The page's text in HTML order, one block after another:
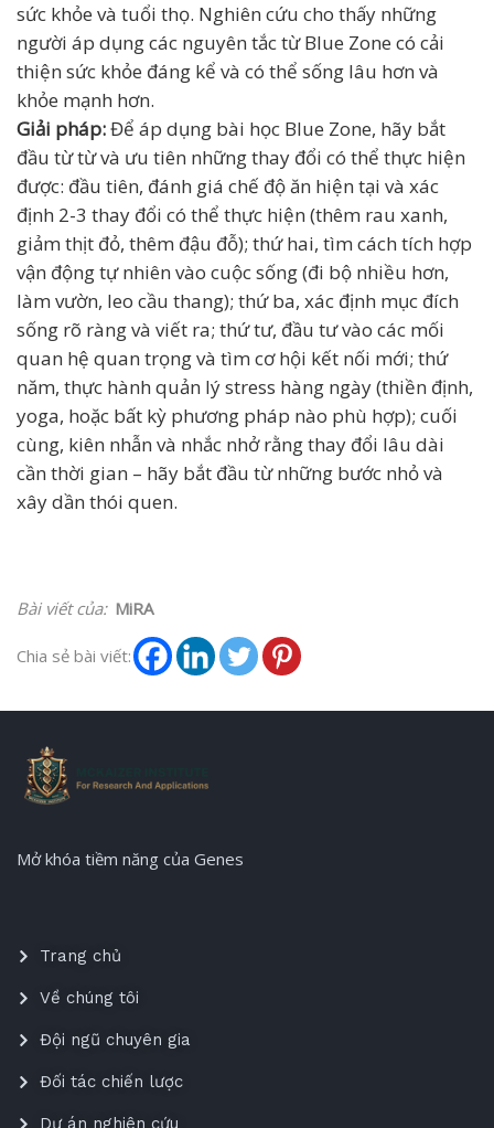
sức khỏe và tuổi thọ. Nghiên cứu cho thấy những
người áp dụng các nguyên tắc từ Blue Zone có cải
thiện sức khỏe đáng kể và có thể sống lâu hơn và
khỏe mạnh hơn.
Giải pháp:Để áp dụng bài học Blue Zone, hãy bắt
đầu từ từ và ưu tiên những thay đổi có thể thực hiện
được: đầu tiên, đánh giá chế độ ăn hiện tại và xác
định 2-3 thay đổi có thể thực hiện (thêm rau xanh,
giảm thịt đỏ, thêm đậu đỗ); thứ hai, tìm cách tích hợp
vận động tự nhiên vào cuộc sống (đi bộ nhiều hơn,
làm vườn, leo cầu thang); thứ ba, xác định mục đích
sống rõ ràng và viết ra; thứ tư, đầu tư vào các mối
quan hệ quan trọng và tìm cơ hội kết nối mới; thứ
năm, thực hành quản lý stress hàng ngày (thiền định,
yoga, hoặc bất kỳ phương pháp nào phù hợp); cuối
cùng, kiên nhẫn và nhắc nhở rằng thay đổi lâu dài
cần thời gian – hãy bắt đầu từ những bước nhỏ và
xây dần thói quen.
Bài viết của: MiRA
Chia sẻ bài viết:
Mở khóa tiềm năng của Genes
Trang chủ
Về chúng tôi
Đội ngũ chuyên gia
Đối tác chiến lược
Dự án nghiên cứu